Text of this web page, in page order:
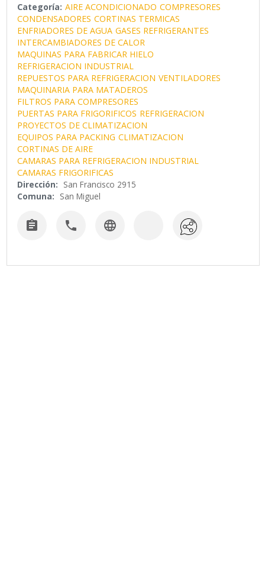
Categoría: AIRE ACONDICIONADO COMPRESORES
CONDENSADORES CORTINAS TERMICAS
ENFRIADORES DE AGUA GASES REFRIGERANTES
INTERCAMBIADORES DE CALOR
MAQUINAS PARA FABRICAR HIELO
REFRIGERACION INDUSTRIAL
REPUESTOS PARA REFRIGERACION VENTILADORES
MAQUINARIA PARA MATADEROS
FILTROS PARA COMPRESORES
PUERTAS PARA FRIGORIFICOS REFRIGERACION
PROYECTOS DE CLIMATIZACION
EQUIPOS PARA PACKING CLIMATIZACION
CORTINAS DE AIRE
CAMARAS PARA REFRIGERACION INDUSTRIAL
CAMARAS FRIGORIFICAS
Dirección: San Francisco 2915
Comuna: San Miguel
  